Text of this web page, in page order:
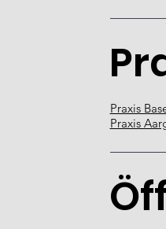
Praxis
Praxis